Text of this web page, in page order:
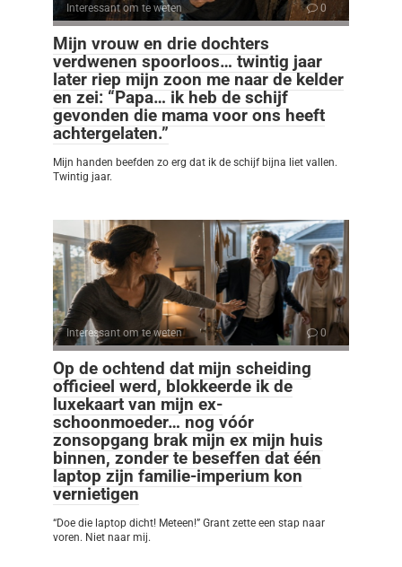
Interessant om te weten 0
Mijn vrouw en drie dochters
verdwenen spoorloos… twintig jaar
later riep mijn zoon me naar de kelder
en zei: “Papa… ik heb de schijf
gevonden die mama voor ons heeft
achtergelaten.”
Mijn handen beefden zo erg dat ik de schijf bijna liet vallen.
Twintig jaar.
Interessant om te weten 0
Op de ochtend dat mijn scheiding
officieel werd, blokkeerde ik de
luxekaart van mijn ex-
schoonmoeder… nog vóór
zonsopgang brak mijn ex mijn huis
binnen, zonder te beseffen dat één
laptop zijn familie-imperium kon
vernietigen
“Doe die laptop dicht! Meteen!” Grant zette een stap naar
voren. Niet naar mij.